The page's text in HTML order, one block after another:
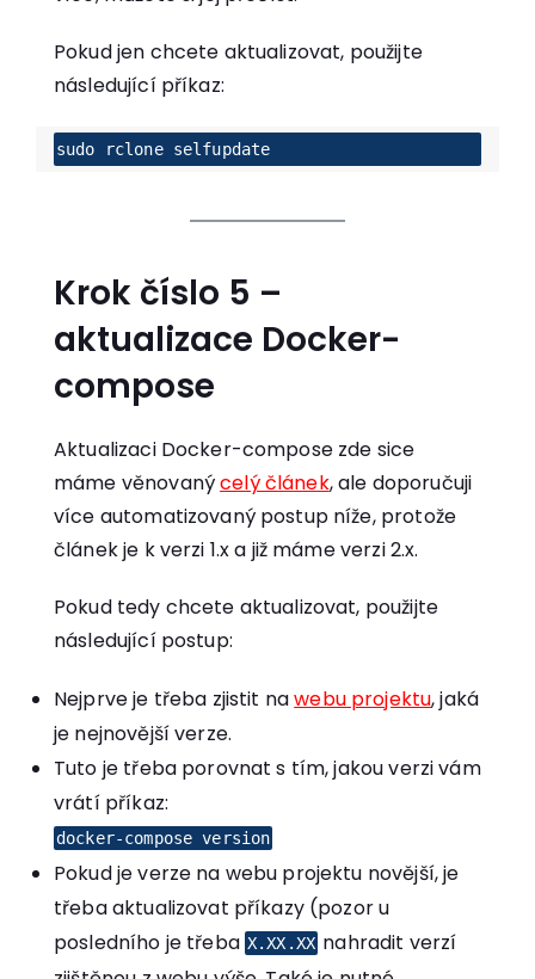
Pokud jen chcete aktualizovat, použijte
následující příkaz:
sudo rclone selfupdate
Krok číslo 5 –
aktualizace Docker-
compose
Aktualizaci Docker-compose zde sice
máme věnovanýcelý článek, ale doporučuji
více automatizovaný postup níže, protože
článek je k verzi 1.x a již máme verzi 2.x.
Pokud tedy chcete aktualizovat, použijte
následující postup:
Nejprve je třeba zjistit nawebu projektu, jaká
je nejnovější verze.
Tuto je třeba porovnat s tím, jakou verzi vám
vrátí příkaz:
docker-compose version
Pokud je verze na webu projektu novější, je
třeba aktualizovat příkazy (pozor u
posledního je třebaX.XX.XX nahradit verzí